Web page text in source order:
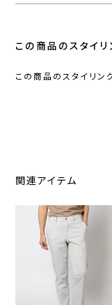
この商品のスタイリ
この商品のスタイリン
関連アイテム